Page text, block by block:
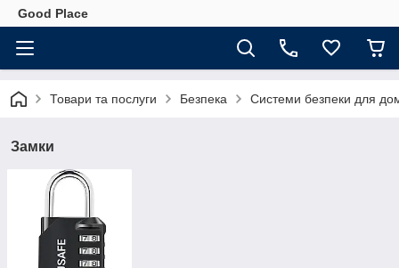
Good Place
Товари та послуги Безпека Системи безпеки для
Замки